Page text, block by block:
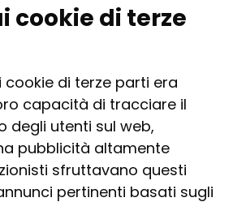
cookie di terze
cookie di terze parti era
capacità di tracciare il
degli utenti sul web,
pubblicità altamente
sfruttavano questi
pertinenti basati sugli